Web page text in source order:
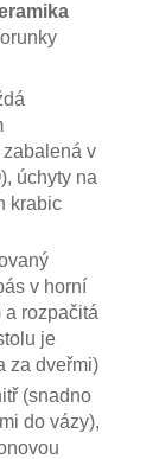
v
úchyty na
krabic
v horní
a rozpačitá
je
za dveřmi)
(snadno
do vázy),